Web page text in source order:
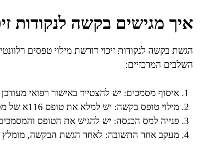
איך מגישים בקשה לנקודות
הגשת בקשה לנקודות זיכוי דורשת מילוי טפסים
השלבים המרכזיים:
איסוף מסמכים: יש להצטייד באישור רפואי
מילוי טופס בקשה: יש למלא את טופס 116א של מס הכנסה באופן מדויק ומלא.
פנייה למס הכנסה: יש להגיש את הטופס
מעקב אחר התשובה: לאחר הגשת הבקשה, מומלץ